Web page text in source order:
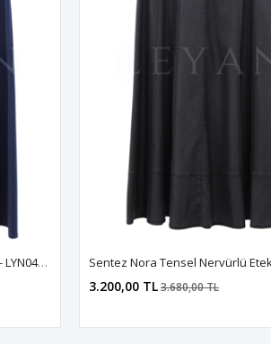
Sentez Lilium Parçalı Volanlı Etek- LYN04602 Lacivert
3.200,00 TL3.680,00 TL